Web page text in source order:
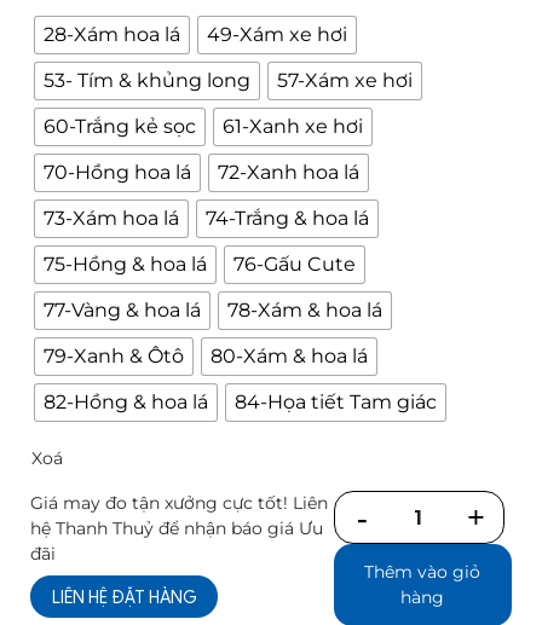
1.880.000 ₫
28-Xám hoa lá
49-Xám xe hơi
53- Tím & khủng long
57-Xám xe hơi
60-Trắng kẻ sọc
61-Xanh xe hơi
70-Hồng hoa lá
72-Xanh hoa lá
73-Xám hoa lá
74-Trắng & hoa lá
75-Hồng & hoa lá
76-Gấu Cute
77-Vàng & hoa lá
78-Xám & hoa lá
79-Xanh & Ôtô
80-Xám & hoa lá
82-Hồng & hoa lá
84-Họa tiết Tam giác
Xoá
Giá may đo tận xưởng cực tốt! Liên
hệ Thanh Thuỷ để nhận báo giá Ưu
đãi
LIÊN HỆ ĐẶT HÀNG
Số
lượng
Thêm vào giỏ
hàng